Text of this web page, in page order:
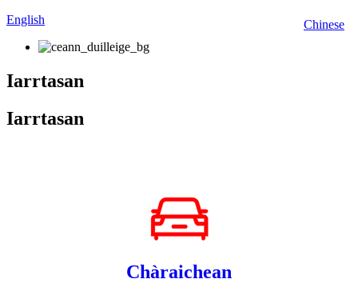
Chinese
English
Iarrtasan
Iarrtasan
Chàraichean